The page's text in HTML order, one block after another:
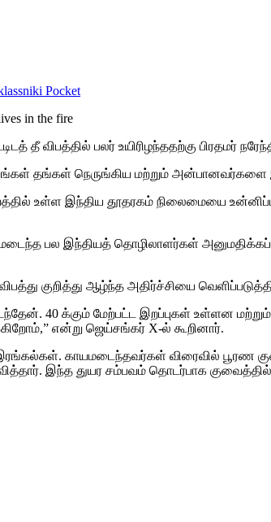
Pocket
தீ விபத்தில் பலர் உயிரிழந்ததற்கு பிரதமர்
தங்கள் நெருங்கிய மற்றும் அன்பானவர்களை
உள்ள இந்திய தூதரகம் நிலைமையை
பல இந்தியத் தொழிலாளர்கள்
குறித்து ஆழ்ந்த அதிர்ச்சியை
40 க்கும் மேற்பட்ட இறப்புகள் உள்ளன
என்று ஜெய்சங்கர் X-ல் கூறினார்.
காயமடைந்தவர்கள் விரைவில் பூரண
இந்த துயர சம்பவம் தொடர்பாக